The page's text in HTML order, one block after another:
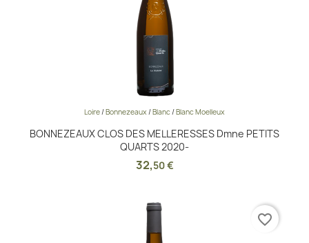
Loire/Bonnezeaux /Blanc/Blanc Moelleux
BONNEZEAUX CLOS DES MELLERESSES Dmne PETITS
QUARTS 2020-
32,50 €
favorite_border